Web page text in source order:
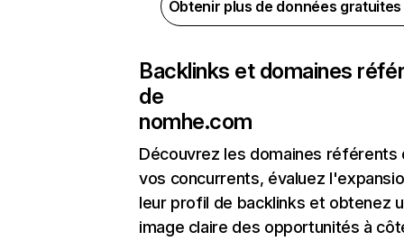
Obtenir plus de données
Backlinks et domaines
de
nomhe.com
Découvrez les domaines référents
vos concurrents, évaluez
leur profil de backlinks et obtenez
image claire des opportunités à